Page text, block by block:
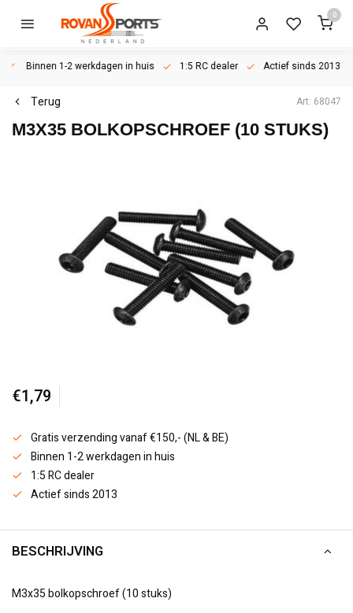
0
Binnen 1-2 werkdagen in huis 1:5 RC dealer Actief sinds 2013
Terug Art: 68047
M3X35 BOLKOPSCHROEF (10 STUKS)
€1,79
Gratis verzending vanaf €150,- (NL & BE)
Binnen 1-2 werkdagen in huis
1:5 RC dealer
Actief sinds 2013
BESCHRIJVING
M3x35 bolkopschroef (10 stuks)